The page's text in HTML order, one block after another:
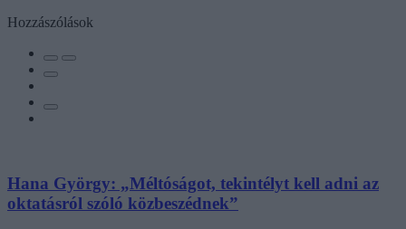
Hozzászólások
Hana György: „Méltóságot, tekintélyt kell adni az
oktatásról szóló közbeszédnek”